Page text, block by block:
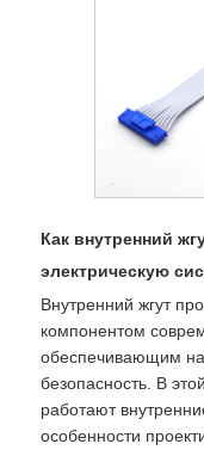
Как внутренний
электрическую
Внутренний жгут
компонентом
обеспечивающим
безопасность. В
работают
особенности